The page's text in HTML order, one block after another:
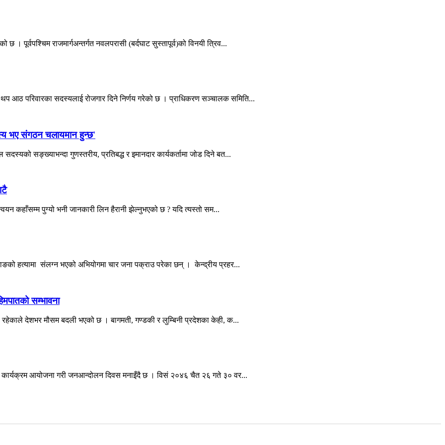
पूर्वपश्चिम राजमार्गअन्तर्गत नवलपरासी (बर्दघाट सुस्तापूर्व)को विनयी त्रिव...
आठ परिवारका सदस्यलाई रोजगार दिने निर्णय गरेको छ । प्राधिकरण सञ्चालक समिति...
भए संगठन चलायमान हुन्छ'
सङ्ख्याभन्दा गुणस्तरीय, प्रतिबद्ध र इमानदार कार्यकर्तामा जोड दिने बत...
कहाँसम्म पुग्यो भनी जानकारी लिन हैरानी झेल्नुभएको छ ? यदि त्यस्तो सम...
हत्यामा संलग्न भएको अभियोगमा चार जना पक्राउ परेका छन् । केन्द्रीय प्रहर...
सम्भावना
रहेकाले देशभर मौसम बदली भएको छ । बागमती, गण्डकी र लुम्बिनी प्रदेशका केही, क...
कार्यक्रम आयोजना गरी जनआन्दोलन दिवस मनाइँदै छ । विसं २०४६ चैत २६ गते ३० वर...